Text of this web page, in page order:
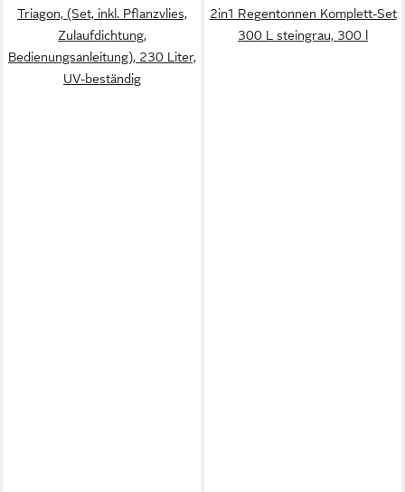
Triagon, (Set, inkl. Pflanzvlies,
Zulaufdichtung,
Bedienungsanleitung), 230 Liter,
UV-beständig
2in1 Regentonnen Komplett-Set
300 L steingrau, 300 l